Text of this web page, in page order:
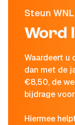
Steun WNL
Word
Waardeert u
dan met de
€8,50, de
bijdrage
Hiermee